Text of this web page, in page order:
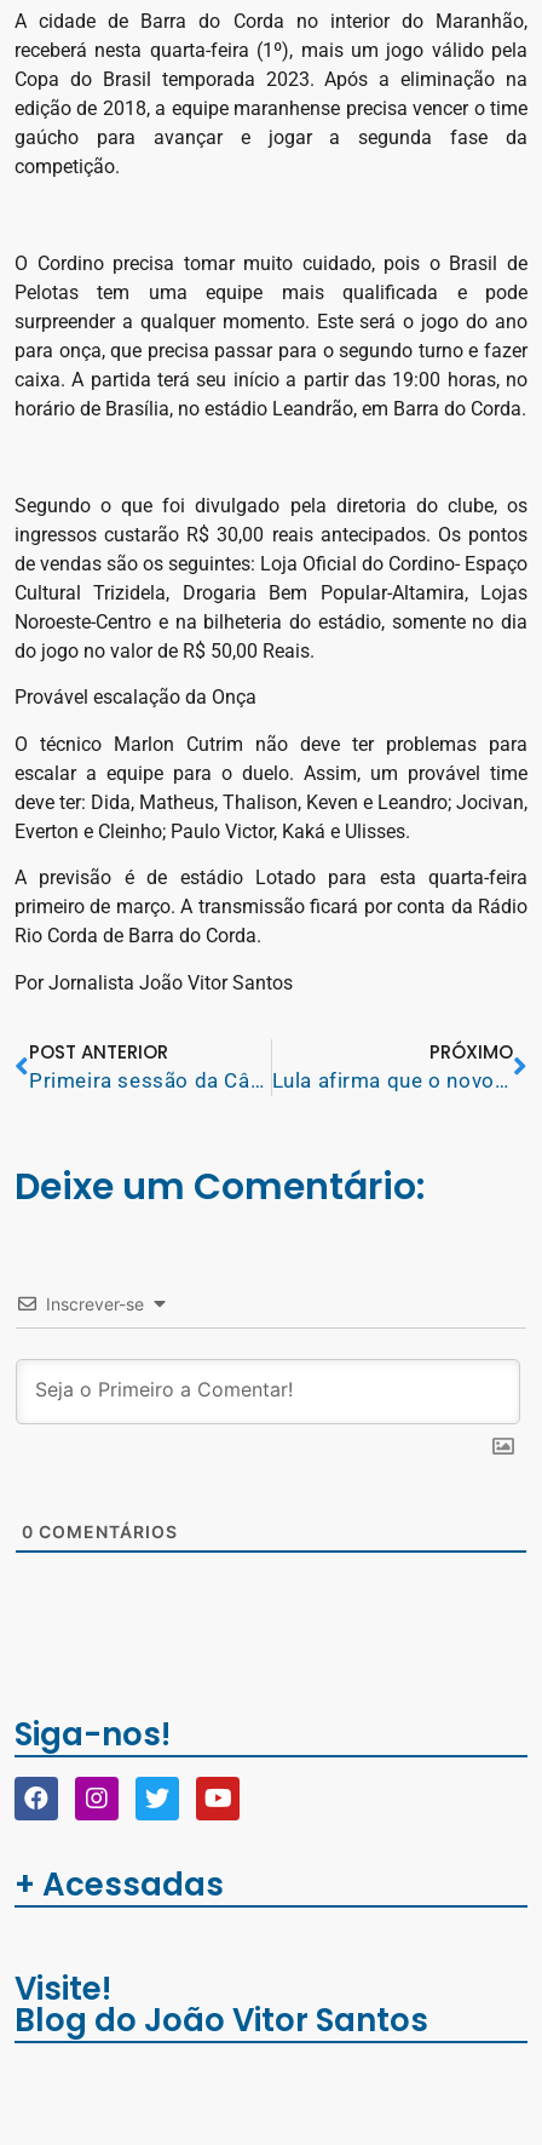
A cidade de Barra do Corda no interior do Maranhão,
receberá nesta quarta-feira (1º), mais um jogo válido pela
Copa do Brasil temporada 2023. Após a eliminação na
edição de 2018, a equipe maranhense precisa vencer o time
gaúcho para avançar e jogar a segunda fase da
competição.
O Cordino precisa tomar muito cuidado, pois o Brasil de
Pelotas tem uma equipe mais qualificada e pode
surpreender a qualquer momento. Este será o jogo do ano
para onça, que precisa passar para o segundo turno e fazer
caixa. A partida terá seu início a partir das 19:00 horas, no
horário de Brasília, no estádio Leandrão, em Barra do Corda.
Segundo o que foi divulgado pela diretoria do clube, os
ingressos custarão R$ 30,00 reais antecipados. Os pontos
de vendas são os seguintes: Loja Oficial do Cordino- Espaço
Cultural Trizidela, Drogaria Bem Popular-Altamira, Lojas
Noroeste-Centro e na bilheteria do estádio, somente no dia
do jogo no valor de R$ 50,00 Reais.
Provável escalação da Onça
O técnico Marlon Cutrim não deve ter problemas para
escalar a equipe para o duelo. Assim, um provável time
deve ter: Dida, Matheus, Thalison, Keven e Leandro; Jocivan,
Everton e Cleinho; Paulo Victor, Kaká e Ulisses.
A previsão é de estádio Lotado para esta quarta-feira
primeiro de março. A transmissão ficará por conta da Rádio
Rio Corda de Barra do Corda.
Por Jornalista João Vitor Santos
POST ANTERIOR
Primeira sessão da Câmara Municipal em 2023, é marcada pela posse do vereador Renato Santos (Republicanos)
PRÓXIMO
Lula afirma que o novo Bolsa Família será lançado nessa quinta-feira (2)
Deixe um Comentário:
Inscrever-se
0 COMENTÁRIOS
Siga-nos!
+ Acessadas
Visite!
Blog do João Vitor Santos